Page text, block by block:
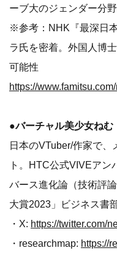
ーブ大のジェンダー分
※参考：NHK『最深日
ラ氏を密着。外国人博
可能性
●バーチャル美少女ねむ
日本のVTuber/作家で、
ト。HTC公式VIVEアン
バース進化論（技術評
大賞2023」ビジネス書
・X: https://twitter.com/
・researchmap: https://